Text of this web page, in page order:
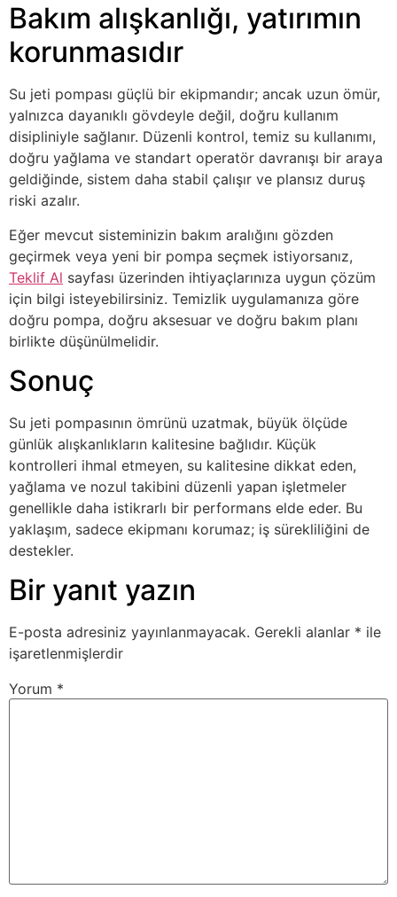
Bakım alışkanlığı, yatırımın
korunmasıdır
Su jeti pompası güçlü bir ekipmandır; ancak uzun ömür,
yalnızca dayanıklı gövdeyle değil, doğru kullanım
disipliniyle sağlanır. Düzenli kontrol, temiz su kullanımı,
doğru yağlama ve standart operatör davranışı bir araya
geldiğinde, sistem daha stabil çalışır ve plansız duruş
riski azalır.
Eğer mevcut sisteminizin bakım aralığını gözden
geçirmek veya yeni bir pompa seçmek istiyorsanız,
Teklif Al sayfası üzerinden ihtiyaçlarınıza uygun çözüm
için bilgi isteyebilirsiniz. Temizlik uygulamanıza göre
doğru pompa, doğru aksesuar ve doğru bakım planı
birlikte düşünülmelidir.
Sonuç
Su jeti pompasının ömrünü uzatmak, büyük ölçüde
günlük alışkanlıkların kalitesine bağlıdır. Küçük
kontrolleri ihmal etmeyen, su kalitesine dikkat eden,
yağlama ve nozul takibini düzenli yapan işletmeler
genellikle daha istikrarlı bir performans elde eder. Bu
yaklaşım, sadece ekipmanı korumaz; iş sürekliliğini de
destekler.
Bir yanıt yazın
E-posta adresiniz yayınlanmayacak. Gerekli alanlar * ile
işaretlenmişlerdir
Yorum *